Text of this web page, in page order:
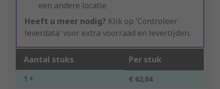
een andere locatie
Heeft u meer nodig? Klik op 'Controleer
leverdata' voor extra voorraad en levertijden.
Aantal stuks Per stuk
1 + € 62,04